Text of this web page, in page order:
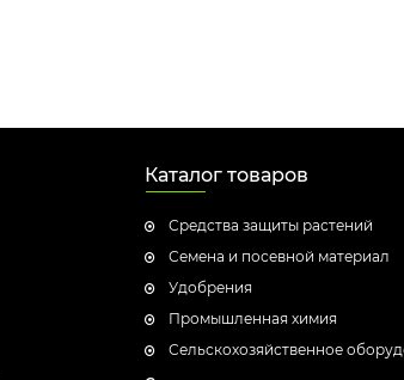
Каталог товаров
Средства защиты растений
Семена и посевной материал
Удобрения
Промышленная химия
Сельскохозяйственное